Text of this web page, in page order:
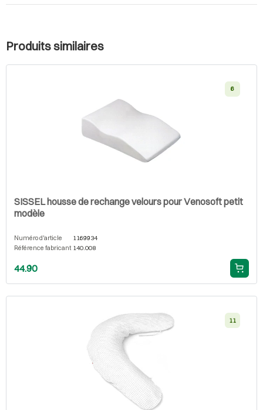
Produits similaires
6
SISSEL housse de rechange velours pour Venosoft petit
modèle
Numéro d'article
1169934
Référence fabricant 140.008
44.90
11